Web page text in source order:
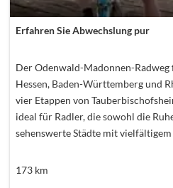
Erfahren Sie Abwechslung pur
Der Odenwald-Madonnen-
Hessen, Baden-Württemberg und
vier Etappen von
ideal für Radler, die sowohl die
sehenswerte Städte mit
173km